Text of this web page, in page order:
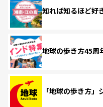
知れば知るほど好
地球の歩き方45周
「地球の歩き方